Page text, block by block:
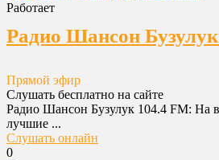
Работает
Радио Шансон
Прямой эфир
Слушать бесплатно на сайте
Радио Шансон Бузулук 104.4 FM: На
лучшие ...
Слушать онлайн
0